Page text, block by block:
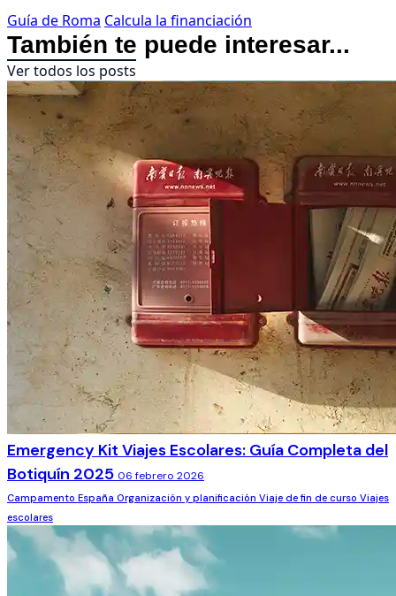
Guía de Roma Calcula la financiación
También te puede interesar...
Ver todos los posts
Emergency Kit Viajes Escolares: Guía Completa del
Botiquín 2025 06 febrero 2026
Campamento España Organización y planificación Viaje de fin de curso Viajes
escolares